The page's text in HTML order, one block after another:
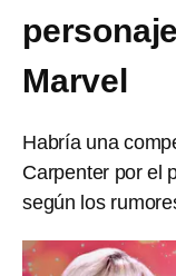
Marvel
Habría una
Carpenter por el
según los